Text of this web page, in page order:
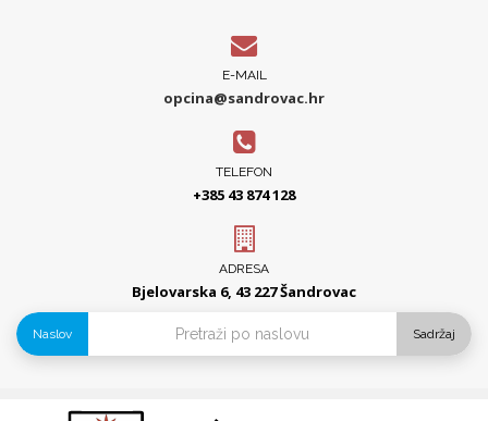
E-MAIL
opcina@sandrovac.hr
TELEFON
+385 43 874 128
ADRESA
Bjelovarska 6, 43 227 Šandrovac
Naslov Sadržaj